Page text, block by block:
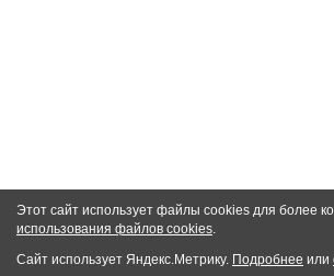
Этот сайт использует файлы cookies для более
использования файлов cookies
Сайт использует Яндекс.Метрику. Подробнее или